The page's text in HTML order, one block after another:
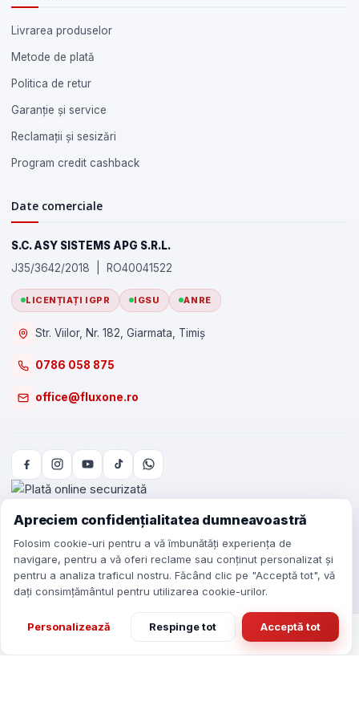
Apreciem confidențialitatea dumneavoastră
Folosim cookie-uri pentru a vă îmbunătăți experiența de
navigare, pentru a vă oferi reclame sau conținut personalizat și
pentru a analiza traficul nostru. Făcând clic pe "Acceptă tot", vă
dați consimțământul pentru utilizarea cookie-urilor.
Personalizează Respinge tot Acceptă tot
Livrarea produselor
Metode de plată
Politica de retur
Garanție și service
Reclamații și sesizări
Program credit cashback
Date comerciale
S.C. ASY SISTEMS APG S.R.L.
J35/3642/2018 | RO40041522
LICENȚIAȚI IGPR IGSU ANRE
Str. Viilor, Nr. 182, Giarmata, Timiș
0786 058 875
office@fluxone.ro
Implementat prin Programul START-UP NATION 2018.
Toate drepturile rezervate
S.C. ASY SISTEMS APG S.R.L.
0 Favorite